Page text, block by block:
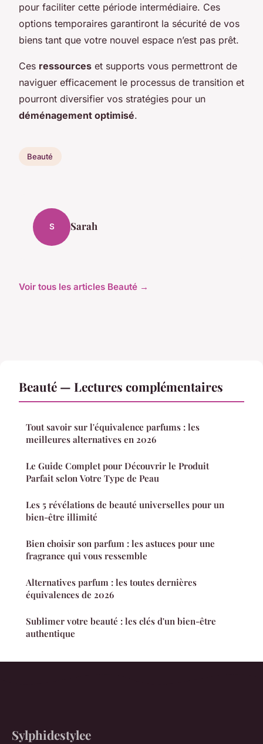
pour faciliter cette période intermédiaire. Ces
options temporaires garantiront la sécurité de vos
biens tant que votre nouvel espace n’est pas prêt.
Ces ressources et supports vous permettront de
naviguer efficacement le processus de transition et
pourront diversifier vos stratégies pour un
déménagement optimisé.
Beauté
S Sarah
Voir tous les articles Beauté →
Beauté — Lectures complémentaires
Tout savoir sur l'équivalence parfums : les
meilleures alternatives en 2026
Le Guide Complet pour Découvrir le Produit
Parfait selon Votre Type de Peau
Les 5 révélations de beauté universelles pour un
bien-être illimité
Bien choisir son parfum : les astuces pour une
fragrance qui vous ressemble
Alternatives parfum : les toutes dernières
équivalences de 2026
Sublimer votre beauté : les clés d'un bien-être
authentique
Sylphidestylee